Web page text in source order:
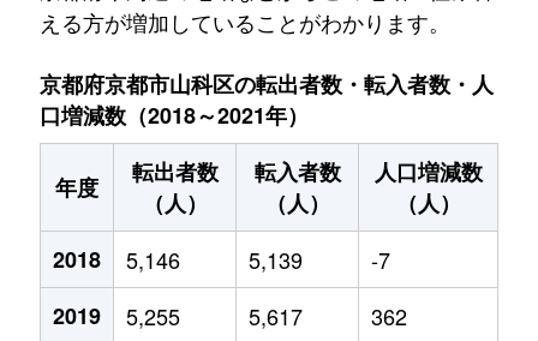
える方が増加していることがわかります。
京都府京都市山科区の転出者数・転入者数・人
口増減数（2018～2021年）
年度
転出者数
（人）
転入者数
（人）
人口増減数
（人）
2018
5,146 5,139
-7
2019
5,255 5,617
362